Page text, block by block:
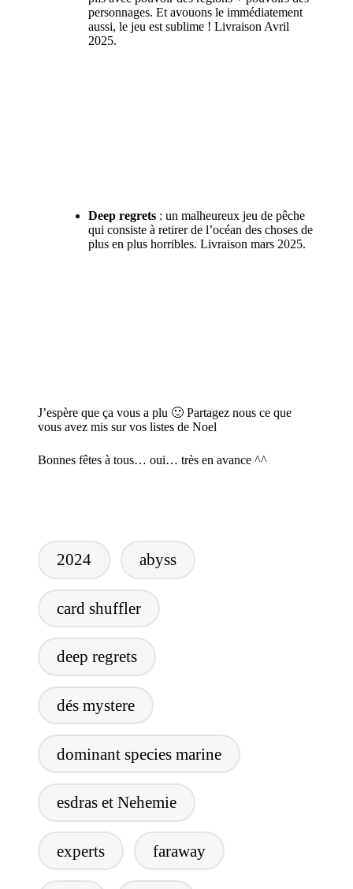
personnages. Et avouons le immédiatement
aussi, le jeu est sublime ! Livraison Avril
2025.
Deep regrets : un malheureux jeu de pêche
qui consiste à retirer de l’océan des choses de
plus en plus horribles. Livraison mars 2025.
J’espère que ça vous a plu 🙂 Partagez nous ce que
vous avez mis sur vos listes de Noel
Bonnes fêtes à tous… oui… très en avance ^^
2024 abyss
card shuffler
deep regrets
dés mystere
dominant species marine
esdras et Nehemie
experts faraway